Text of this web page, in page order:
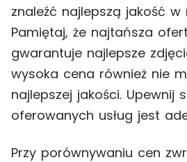
znaleźć najlepszą jakość w
Pamiętaj, że najtańsza
gwarantuje najlepsze
wysoka cena również nie
najlepszej jakości. Upewnij
oferowanych usług jest
Przy porównywaniu cen